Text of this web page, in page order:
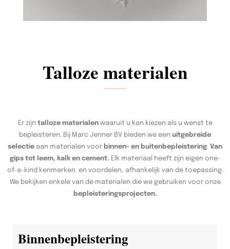
Talloze materialen
Er zijn talloze materialenwaaruit u kan kiezen als u wenst te
bepleisteren. Bij Marc Jenner BV bieden we een uitgebreide
selectie aan materialen voor binnen- en buitenbepleistering. Van
gips tot leem, kalk en cement. Elk materiaal heeft zijn eigen one-
of-a-kind kenmerken en voordelen, afhankelijk van de toepassing.
We bekijken enkele van de materialen die we gebruiken voor onze
bepleisteringsprojecten.
Binnenbepleistering